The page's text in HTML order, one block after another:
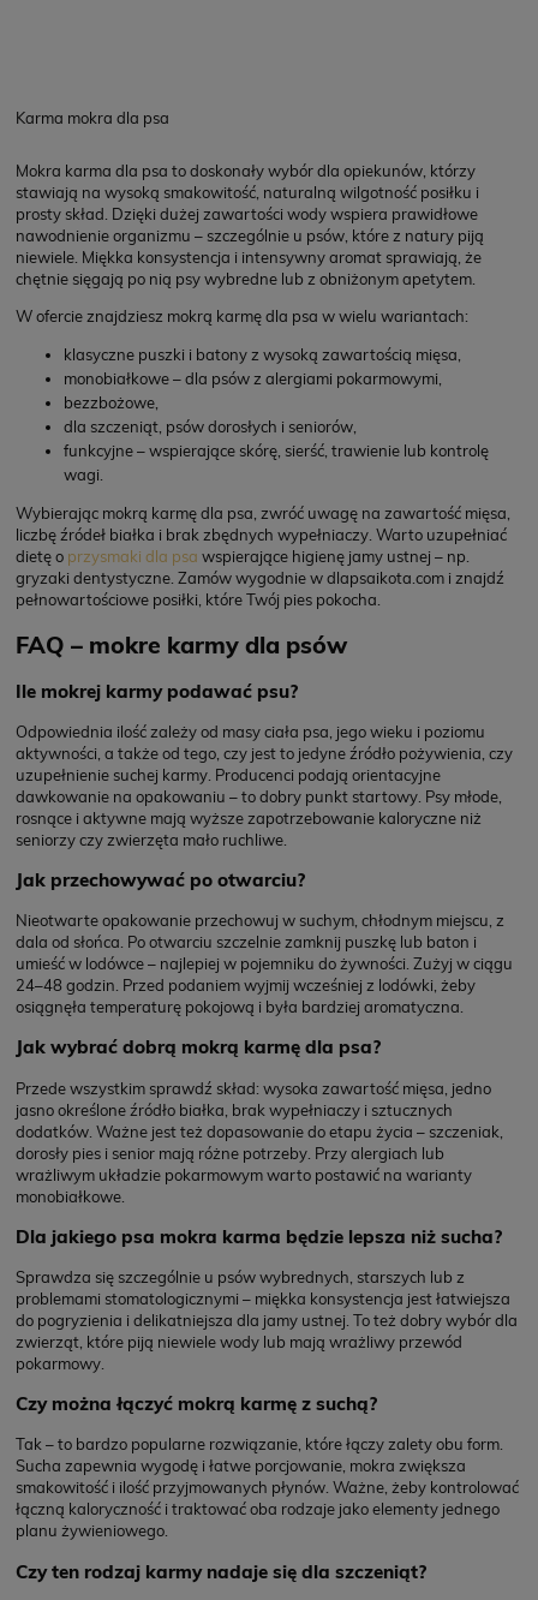
Karma mokra dla psa
Mokra karma dla psa to doskonały wybór dla opiekunów, którzy
stawiają na wysoką smakowitość, naturalną wilgotność posiłku i
prosty skład. Dzięki dużej zawartości wody wspiera prawidłowe
nawodnienie organizmu – szczególnie u psów, które z natury piją
niewiele. Miękka konsystencja i intensywny aromat sprawiają, że
chętnie sięgają po nią psy wybredne lub z obniżonym apetytem.
W ofercie znajdziesz mokrą karmę dla psa w wielu wariantach:
klasyczne puszki i batony z wysoką zawartością mięsa,
monobiałkowe – dla psów z alergiami pokarmowymi,
bezzbożowe,
dla szczeniąt, psów dorosłych i seniorów,
funkcyjne – wspierające skórę, sierść, trawienie lub kontrolę
wagi.
Wybierając mokrą karmę dla psa, zwróć uwagę na zawartość mięsa,
liczbę źródeł białka i brak zbędnych wypełniaczy. Warto uzupełniać
dietę o przysmaki dla psa wspierające higienę jamy ustnej – np.
gryzaki dentystyczne. Zamów wygodnie w dlapsaikota.com i znajdź
pełnowartościowe posiłki, które Twój pies pokocha.
FAQ – mokre karmy dla psów
Ile mokrej karmy podawać psu?
Odpowiednia ilość zależy od masy ciała psa, jego wieku i poziomu
aktywności, a także od tego, czy jest to jedyne źródło pożywienia, czy
uzupełnienie suchej karmy. Producenci podają orientacyjne
dawkowanie na opakowaniu – to dobry punkt startowy. Psy młode,
rosnące i aktywne mają wyższe zapotrzebowanie kaloryczne niż
seniorzy czy zwierzęta mało ruchliwe.
Jak przechowywać po otwarciu?
Nieotwarte opakowanie przechowuj w suchym, chłodnym miejscu, z
dala od słońca. Po otwarciu szczelnie zamknij puszkę lub baton i
umieść w lodówce – najlepiej w pojemniku do żywności. Zużyj w ciągu
24–48 godzin. Przed podaniem wyjmij wcześniej z lodówki, żeby
osiągnęła temperaturę pokojową i była bardziej aromatyczna.
Jak wybrać dobrą mokrą karmę dla psa?
Przede wszystkim sprawdź skład: wysoka zawartość mięsa, jedno
jasno określone źródło białka, brak wypełniaczy i sztucznych
dodatków. Ważne jest też dopasowanie do etapu życia – szczeniak,
dorosły pies i senior mają różne potrzeby. Przy alergiach lub
wrażliwym układzie pokarmowym warto postawić na warianty
monobiałkowe.
Dla jakiego psa mokra karma będzie lepsza niż sucha?
Sprawdza się szczególnie u psów wybrednych, starszych lub z
problemami stomatologicznymi – miękka konsystencja jest łatwiejsza
do pogryzienia i delikatniejsza dla jamy ustnej. To też dobry wybór dla
zwierząt, które piją niewiele wody lub mają wrażliwy przewód
pokarmowy.
Czy można łączyć mokrą karmę z suchą?
Tak – to bardzo popularne rozwiązanie, które łączy zalety obu form.
Sucha zapewnia wygodę i łatwe porcjowanie, mokra zwiększa
smakowitość i ilość przyjmowanych płynów. Ważne, żeby kontrolować
łączną kaloryczność i traktować oba rodzaje jako elementy jednego
planu żywieniowego.
Czy ten rodzaj karmy nadaje się dla szczeniąt?